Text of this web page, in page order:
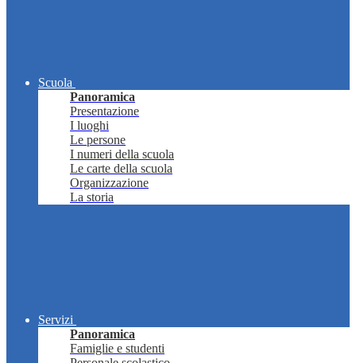
Scuola
Panoramica
Presentazione
I luoghi
Le persone
I numeri della scuola
Le carte della scuola
Organizzazione
La storia
Servizi
Panoramica
Famiglie e studenti